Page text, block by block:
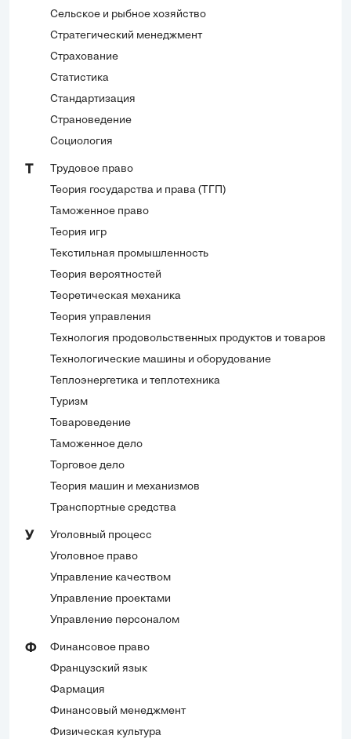
Сельское и рыбное хозяйство
Стратегический менеджмент
Страхование
Статистика
Стандартизация
Страноведение
Социология
Трудовое право
Теория государства и права (ТГП)
Таможенное право
Теория игр
Текстильная промышленность
Теория вероятностей
Теоретическая механика
Теория управления
Технология продовольственных продуктов и товаров
Технологические машины и оборудование
Теплоэнергетика и теплотехника
Туризм
Товароведение
Таможенное дело
Торговое дело
Теория машин и механизмов
Транспортные средства
У
Уголовный процесс
Уголовное право
Управление качеством
Управление проектами
Управление персоналом
Ф
Финансовое право
Французский язык
Фармация
Финансовый менеджмент
Физическая культура